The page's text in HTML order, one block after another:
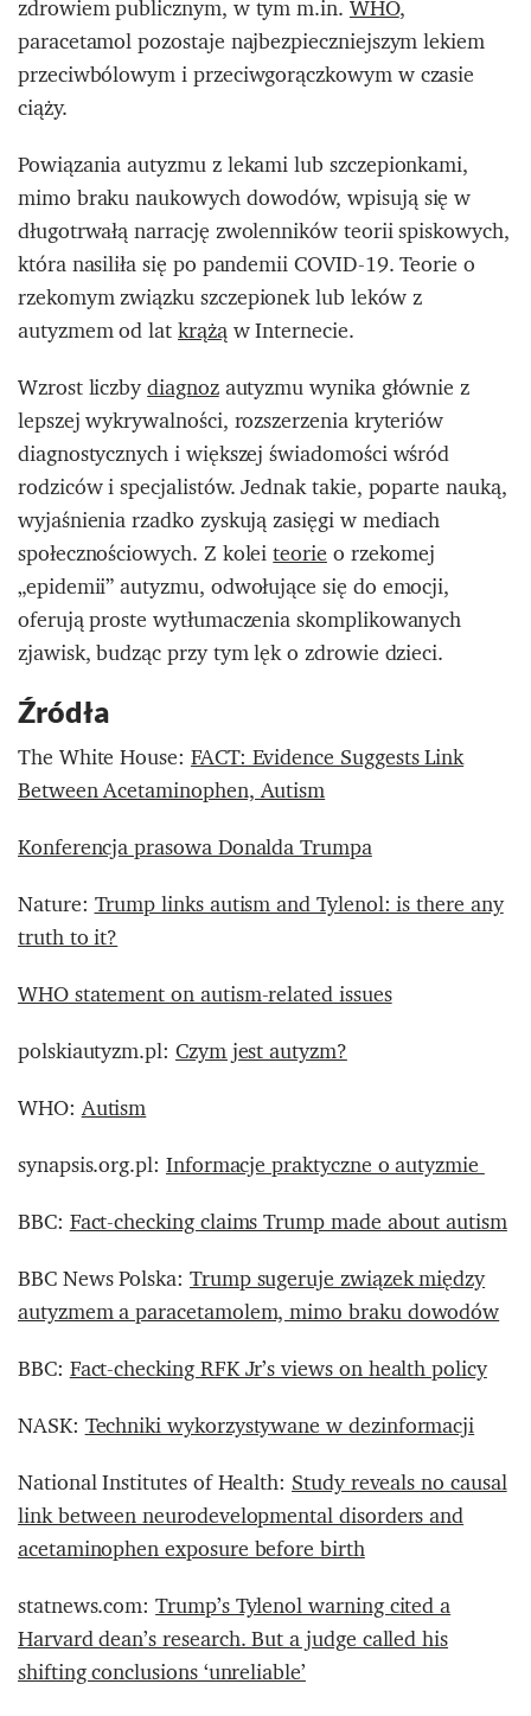
zdrowiem publicznym, w tym m.in.WHO,
paracetamol pozostaje najbezpieczniejszym lekiem
przeciwbólowym i przeciwgorączkowym w czasie
ciąży.
Powiązania autyzmu z lekami lub szczepionkami,
mimo braku naukowych dowodów, wpisują się w
długotrwałą narrację zwolenników teorii spiskowych,
która nasiliła się po pandemii COVID-19. Teorie o
rzekomym związku szczepionek lub leków z
autyzmem od latkrążąw Internecie.
Wzrost liczbydiagnozautyzmu wynika głównie z
lepszej wykrywalności, rozszerzenia kryteriów
diagnostycznych i większej świadomości wśród
rodziców i specjalistów. Jednak takie, poparte nauką,
wyjaśnienia rzadko zyskują zasięgi w mediach
społecznościowych. Z koleiteorieo rzekomej
„epidemii” autyzmu, odwołujące się do emocji,
oferują proste wytłumaczenia skomplikowanych
zjawisk, budząc przy tym lęk o zdrowie dzieci.
Źródła
The White House: FACT: Evidence Suggests Link
Between Acetaminophen, Autism
Konferencja prasowa Donalda Trumpa
Nature:Trump links autism and Tylenol: is there any
truth to it?
WHO statement on autism-related issues
polskiautyzm.pl: Czym jest autyzm?
WHO:Autism
synapsis.org.pl: Informacje praktyczne o autyzmie
BBC:Fact-checking claims Trump made about autism
BBC News Polska: Trump sugeruje związek między
autyzmem a paracetamolem, mimo braku dowodów
BBC:Fact-checking RFK Jr’s views on health policy
NASK:Techniki wykorzystywane w dezinformacji
National Institutes of Health:Study reveals no causal
link between neurodevelopmental disorders and
acetaminophen exposure before birth
statnews.com:Trump’s Tylenol warning cited a
Harvard dean’s research. But a judge called his
shifting conclusions ‘unreliable’